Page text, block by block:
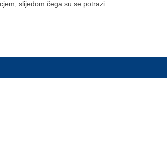
slijedom čega su se potrazi